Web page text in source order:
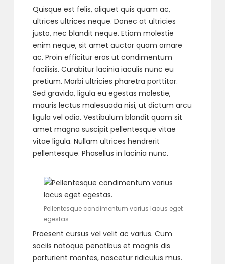
Quisque est felis, aliquet quis quam ac,
ultrices ultrices neque. Donec at ultricies
justo, nec blandit neque. Etiam molestie
enim neque, sit amet auctor quam ornare
ac. Proin efficitur eros ut condimentum
facilisis. Curabitur lacinia iaculis nunc eu
pretium. Morbi ultricies pharetra porttitor.
Sed gravida, ligula eu egestas molestie,
mauris lectus malesuada nisi, ut dictum arcu
ligula vel odio. Vestibulum blandit quam sit
amet magna suscipit pellentesque vitae
vitae ligula. Nullam ultrices hendrerit
pellentesque. Phasellus in lacinia nunc.
Pellentesque condimentum varius lacus eget
egestas.
Praesent cursus vel velit ac varius. Cum
sociis natoque penatibus et magnis dis
parturient montes, nascetur ridiculus mus.